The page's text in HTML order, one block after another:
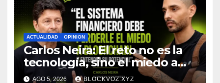
ACTUALIDAD OPINION
Carlos Neira: El reto no es la
tecnología, sino el miedo a
entenderla
AGO 5, 2026 BLOCKVOZ.XYZ